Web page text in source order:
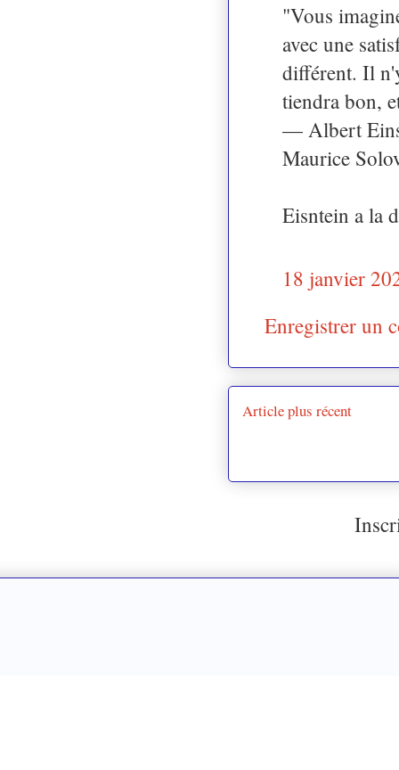
"Vous
avec une
différent. Il
tiendra bon,
— Albert
Maurice
Eisntein a la
18 janvier
Enregistrer un
Article plus récent